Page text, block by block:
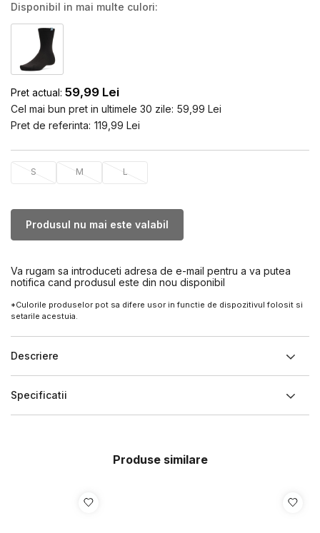
Disponibil in mai multe culori:
Pret actual: 59,99 Lei
Cel mai bun pret in ultimele 30 zile: 59,99 Lei
Pret de referinta: 119,99 Lei
S M L
Produsul nu mai este valabil
Va rugam sa introduceti adresa de e-mail pentru a va putea
notifica cand produsul este din nou disponibil
*Culorile produselor pot sa difere usor in functie de dispozitivul folosit si
setarile acestuia.
Descriere
Specificatii
Produse similare